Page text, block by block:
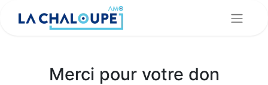
Merci pour votre don